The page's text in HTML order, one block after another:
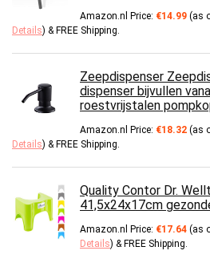
Amazon.nl Price: €14.99 (as
Details) & FREE Shipping.
Zeepdispenser
dispenser bijvullen
roestvrijstalen
Amazon.nl Price: €18.32 (as
Details) & FREE Shipping.
Quality Contor Dr.
41,5x24x17cm
Amazon.nl Price: €17.64 (as
Details) & FREE Shipping.